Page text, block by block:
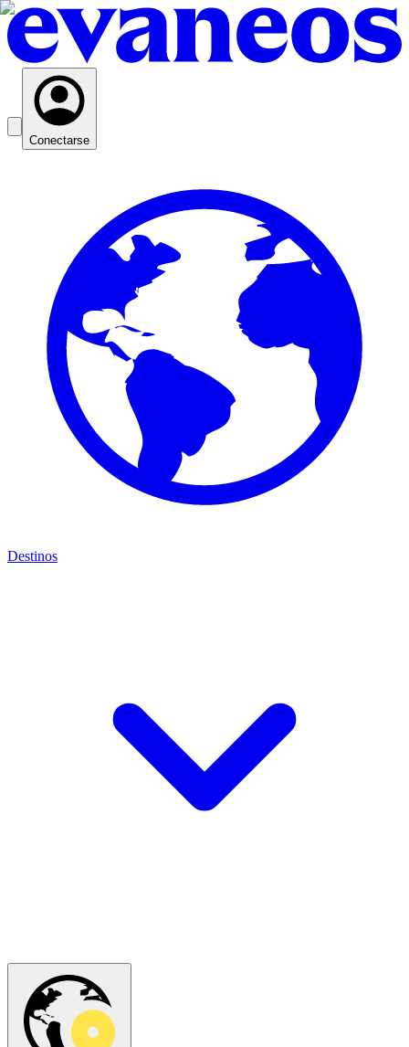
Conectarse
Destinos